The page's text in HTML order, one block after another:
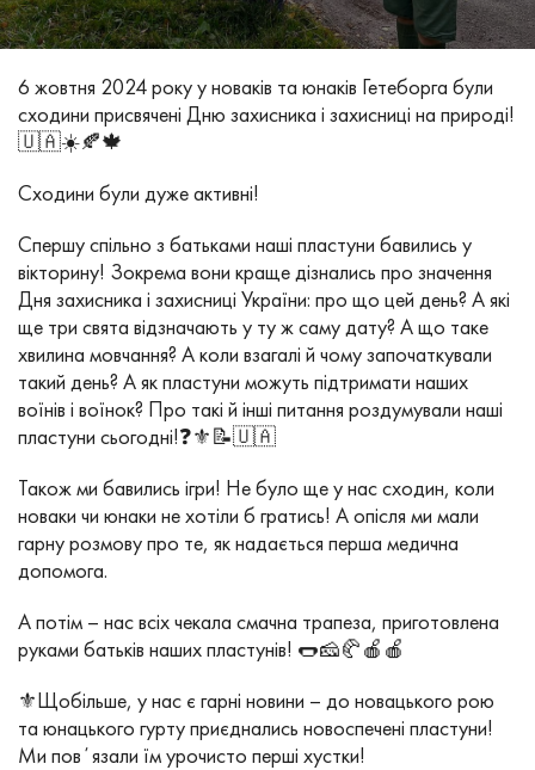
6 жовтня 2024 року у новаків та юнаків Гетеборга були
сходини присвячені Дню захисника і захисниці на природі!
🇺🇦☀️🍂🍁
Сходини були дуже активні!
Спершу спільно з батьками наші пластуни бавились у
вікторину! Зокрема вони краще дізнались про значення
Дня захисника і захисниці України: про що цей день? А які
ще три свята відзначають у ту ж саму дату? А що таке
хвилина мовчання? А коли взагалі й чому започаткували
такий день? А як пластуни можуть підтримати наших
воїнів і воїнок? Про такі й інші питання роздумували наші
пластуни сьогодні!❓⚜️📝🇺🇦
Також ми бавились ігри! Не було ще у нас сходин, коли
новаки чи юнаки не хотіли б гратись! А опісля ми мали
гарну розмову про те, як надається перша медична
допомога.
А потім – нас всіх чекала смачна трапеза, приготовлена
руками батьків наших пластунів! 🌭🧀🥐🍎🍎
⚜️Щобільше, у нас є гарні новини – до новацького рою
та юнацького гурту приєднались новоспечені пластуни!
Ми повʼязали їм урочисто перші хустки!